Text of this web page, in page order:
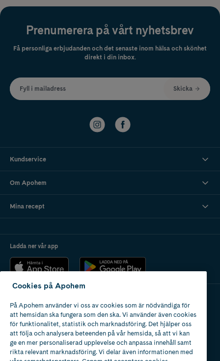
Prenumerera på vårt nyhetsbrev
Få personliga erbjudanden och det senaste inom hälsa och skönhet
direkt i din inbox.
Fyll i mailadress Skicka
Kundservice
Om Apohem
Mina recept
Ladda ner vår app
Apotek med tillstånd
av Läkemedelsverket
Cookies på Apohem
På Apohem använder vi oss av cookies som är nödvändiga för
att hemsidan ska fungera som den ska. Vi använder även cookies
för funktionalitet, statistik och marknadsföring. Det hjälper oss
att följa och analysera beteenden på vår hemsida, så att vi kan
ge en mer personaliserad upplevelse och anpassa innehåll samt
rikta relevant marknadsföring. Vi delar även informationen med